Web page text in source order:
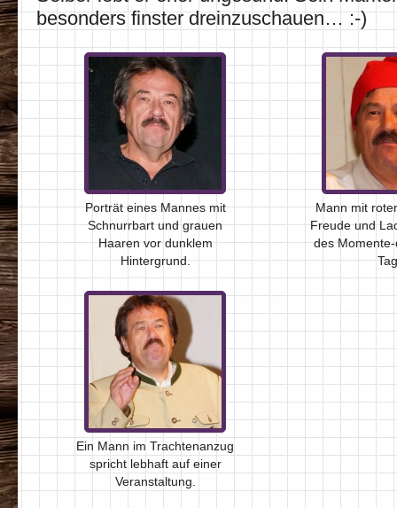
besonders finster dreinzuschauen… :-)
Porträt eines Mannes mit
Schnurrbart und grauen
Haaren vor dunklem
Hintergrund.
Mann mit
Freude und
des
Ein Mann im Trachtenanzug
spricht lebhaft auf einer
Veranstaltung.